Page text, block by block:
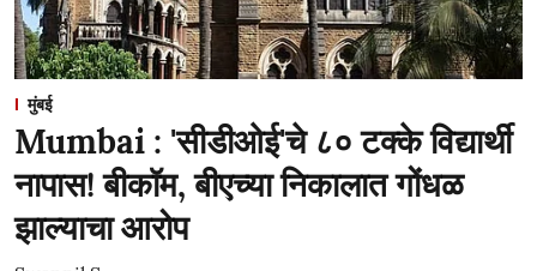
मुंबई
Mumbai : 'सीडीओई'चे ८० टक्के विद्यार्थी
नापास! बीकॉम, बीएच्या निकालात गोंधळ
झाल्याचा आरोप